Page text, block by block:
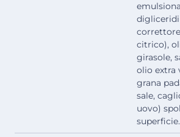
citrico),
girasole,
olio extra
grana
sale,
uovo)
superficie.